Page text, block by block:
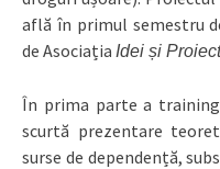
află în primul semestru
de Asociația Idei și
În prima parte a
scurtă prezentare
surse de dependență,